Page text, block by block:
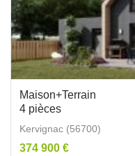
Maison+Terrain
4 pièces
Kervignac (56700)
374 900 €